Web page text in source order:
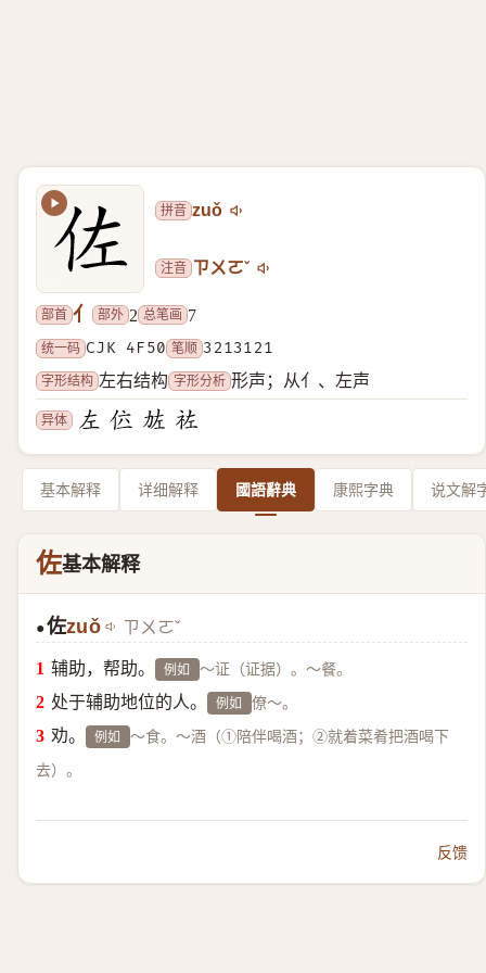
拼音 zuǒ
注音 ㄗㄨㄛˇ
部首 亻 部外 2 总笔画 7
统一码 CJK 4F50 笔顺 3213121
字形结构 左右结构 字形分析 形声；从亻、左声
异体
基本解释 详细解释 國語辭典 康熙字典 说文解
佐基本解释
●佐zuǒ ㄗㄨㄛˇ
辅助，帮助。 例如 ～证（证据）。～餐。
处于辅助地位的人。 例如 僚～。
劝。 例如 ～食。～酒（①陪伴喝酒；②就着菜肴把酒喝下
去）。
反馈